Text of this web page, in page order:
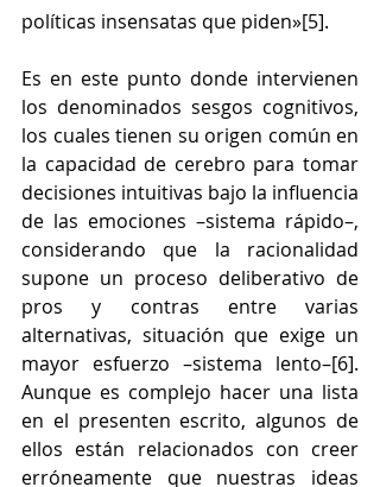
políticas insensatas que piden»[5].
Es en este punto donde intervienen
los denominados sesgos cognitivos,
los cuales tienen su origen común en
la capacidad de cerebro para tomar
decisiones intuitivas bajo la influencia
de las emociones –sistema rápido–,
considerando que la racionalidad
supone un proceso deliberativo de
pros y contras entre varias
alternativas, situación que exige un
mayor esfuerzo –sistema lento–[6].
Aunque es complejo hacer una lista
en el presenten escrito, algunos de
ellos están relacionados con creer
erróneamente que nuestras ideas